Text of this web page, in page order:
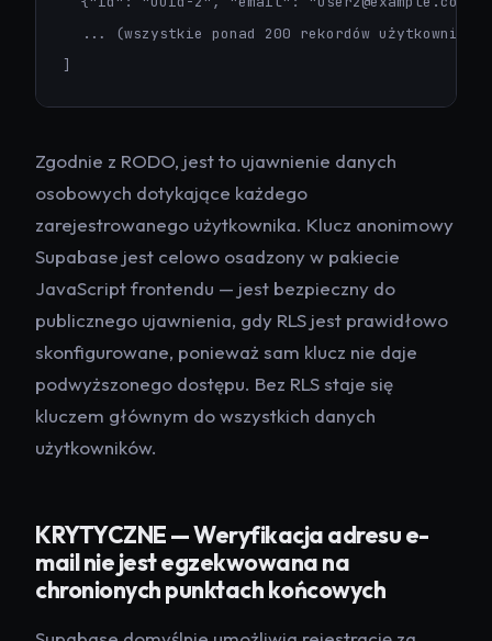
  ... (wszystkie ponad 200 rekordów użytkowników)
]
Zgodnie z RODO, jest to ujawnienie danych
osobowych dotykające każdego
zarejestrowanego użytkownika. Klucz anonimowy
Supabase jest celowo osadzony w pakiecie
JavaScript frontendu — jest bezpieczny do
publicznego ujawnienia, gdy RLS jest prawidłowo
skonfigurowane, ponieważ sam klucz nie daje
podwyższonego dostępu. Bez RLS staje się
kluczem głównym do wszystkich danych
użytkowników.
KRYTYCZNE — Weryfikacja adresu e-
mail nie jest egzekwowana na
chronionych punktach końcowych